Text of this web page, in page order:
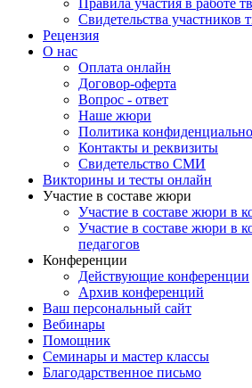
Правила участия в работе
Свидетельства участников
Рецензия
О нас
Оплата онлайн
Договор-оферта
Вопрос - ответ
Наше жюри
Политика
Контакты и реквизиты
Свидетельство СМИ
Викторины и тесты онлайн
Участие в составе жюри
Участие в составе жюри в
Участие в составе жюри в
педагогов
Конференции
Действующие конференции
Архив конференций
Ваш персональный сайт
Вебинары
Помощник
Семинары и мастер классы
Благодарственное письмо